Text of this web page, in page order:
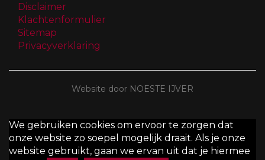
Disclaimer
Klachtenformulier
Sitemap
Privacyverklaring
Website door NOESTE IJVER
We gebruiken cookies om ervoor te zorgen dat
onze website zo soepel mogelijk draait. Als je onze
website gebruikt, gaan we ervan uit dat je hiermee